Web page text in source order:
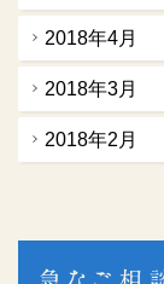
2018年4月
2018年3月
2018年2月